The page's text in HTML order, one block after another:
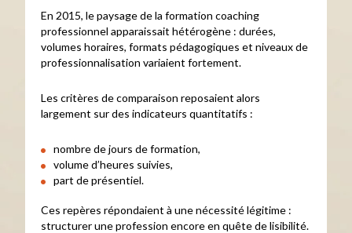
En 2015, le paysage de la formation coaching
professionnel apparaissait hétérogène : durées,
volumes horaires, formats pédagogiques et niveaux de
professionnalisation variaient fortement.
Les critères de comparaison reposaient alors
largement sur des indicateurs quantitatifs :
nombre de jours de formation,
volume d’heures suivies,
part de présentiel.
Ces repères répondaient à une nécessité légitime :
structurer une profession encore en quête de lisibilité.